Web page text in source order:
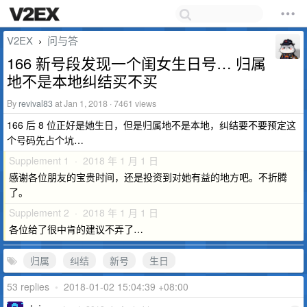
V2EX › 问与答
166 新号段发现一个闺女生日号… 归属
地不是本地纠结买不买
By revival83at Jan 1, 2018 · 7461 views
166 后 8 位正好是她生日，但是归属地不是本地，纠结要不要预定这
个号码先占个坑…
Supplement 1 · 2018 年 1 月 1 日
感谢各位朋友的宝贵时间，还是投资到对她有益的地方吧。不折腾
了。
Supplement 2 · 2018 年 1 月 1 日
各位给了很中肯的建议不弄了…
归属 纠结 新号
生日
53 replies • 2018-01-02 15:04:39 +08:00